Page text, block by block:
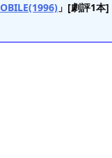
」[劇評1本]